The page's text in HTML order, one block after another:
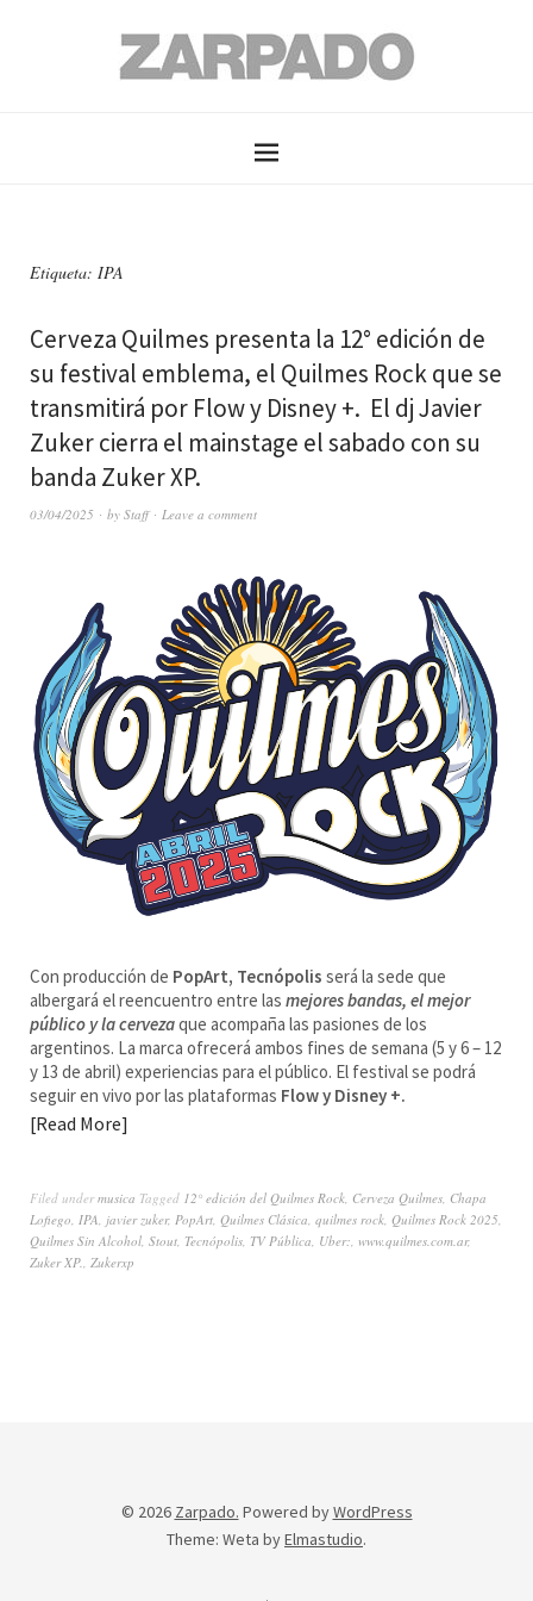
Etiqueta: IPA
Cerveza Quilmes presenta la 12° edición de
su festival emblema, el Quilmes Rock que se
transmitirá por Flow y Disney +. El dj Javier
Zuker cierra el mainstage el sabado con su
banda Zuker XP.
03/04/2025 by Staff Leave a comment
Con producción de PopArt, Tecnópolis será la sede que
albergará el reencuentro entre las mejores bandas, el mejor
público y la cervezaque acompaña las pasiones de los
argentinos. La marca ofrecerá ambos fines de semana (5 y 6 – 12
y 13 de abril) experiencias para el público. El festival se podrá
seguir en vivo por las plataformas Flow y Disney +.
Read More
Filed undermusica Tagged 12° edición del Quilmes Rock Cerveza Quilmes Chapa
Lofiego IPA javier zuker, PopArt Quilmes Clásica quilmes rock Quilmes Rock 2025
Quilmes Sin Alcohol Stout Tecnópolis TV Pública Uber: www.quilmes.com.ar,
Zuker XP. Zukerxp
© 2026 Zarpado. Powered byWordPress
Theme: Weta byElmastudio.